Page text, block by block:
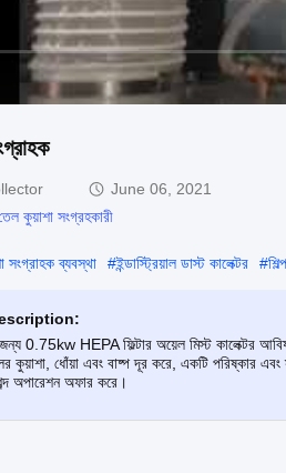
June 06, 2021
কুয়াশা সংগ্রহকারী
সংগ্রাহক ব্যবস্থা #ইন্ডাস্ট্রিয়াল ডাস্ট কালেক্টর #
0.75kw HEPA ফিল্টার অয়েল মিস্ট কালেক্টর
কুয়াশা, ধোঁয়া এবং বাষ্প দূর করে, একটি পরিষ্কার
অপারেশন অফার করে।